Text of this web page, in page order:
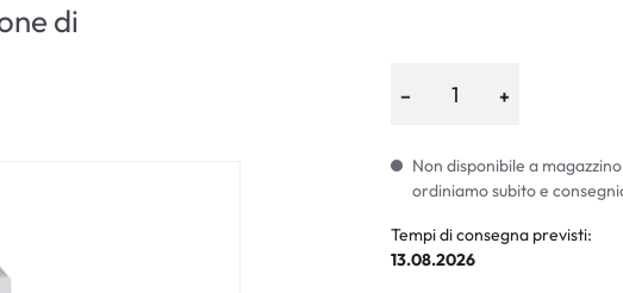
di
− +
Non disponibile a
ordiniamo subito e
Tempi di consegna previsti:
13.08.2026